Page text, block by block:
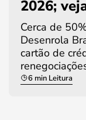
2026;
Cerca de
Desenrola
cartão de
6 min Leitura